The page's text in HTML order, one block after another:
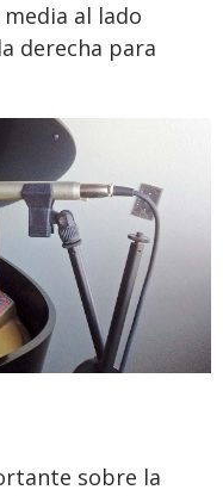
al lado
derecha para
sobre la